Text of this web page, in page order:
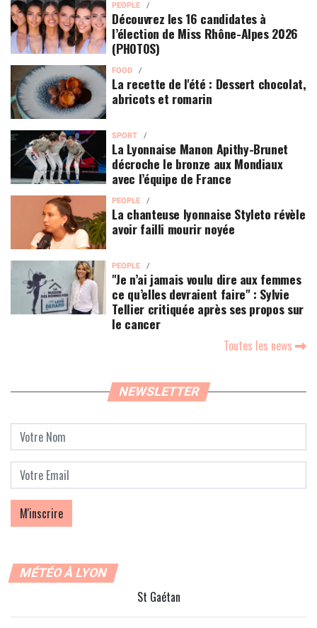
PEOPLE
Découvrez les 16 candidates à
l’élection de Miss Rhône-Alpes 2026
(PHOTOS)
FOOD
La recette de l'été : Dessert chocolat,
abricots et romarin
SPORT
La Lyonnaise Manon Apithy-Brunet
décroche le bronze aux Mondiaux
avec l’équipe de France
PEOPLE
La chanteuse lyonnaise Styleto révèle
avoir failli mourir noyée
PEOPLE
"Je n’ai jamais voulu dire aux femmes
ce qu’elles devraient faire" : Sylvie
Tellier critiquée après ses propos sur
le cancer
Toutes les news
NEWSLETTER
MÉTÉO À LYON
St Gaétan